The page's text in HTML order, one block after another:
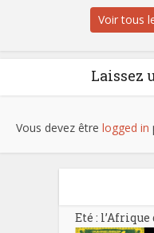
Voir tous
Laissez
Vous devez être logged in
Eté :